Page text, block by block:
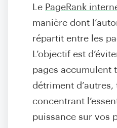
Le PageRank
manière dont
répartit entre les
L’objectif est
pages accumulent
détriment d’autres,
concentrant
puissance sur vos